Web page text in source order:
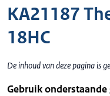
KA21187
18HC
De inhoud van deze pagina is
Gebruik